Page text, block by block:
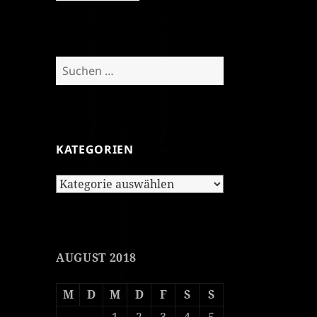
Suchen
nach:
KATEGORIEN
Kategorien
AUGUST 2018
M D M D F S
S